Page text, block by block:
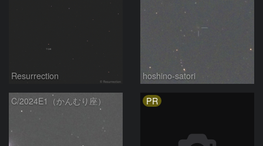
Resurrection hoshino-satori
C/2024E1（かんむり座） PR